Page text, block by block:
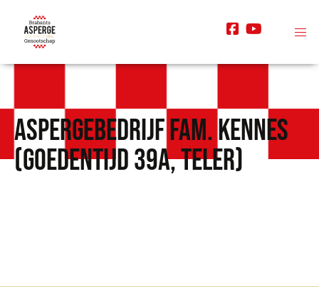
Aspergebedrijf Fam. Kennes
(Goedentijd 39a, Teler)